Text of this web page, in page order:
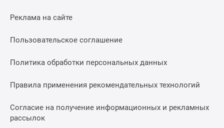
Реклама на сайте
Пользовательское соглашение
Политика обработки персональных данных
Правила применения рекомендательных технологий
Согласие на получение информационных и рекламных
рассылок